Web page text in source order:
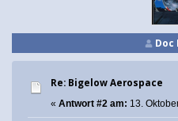
Doc
Re: Bigelow Aerospace
« Antwort #2 am: 13.